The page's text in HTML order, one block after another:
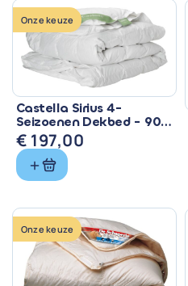
Onze keuze
Castella Sirius 4-
Seizoenen Dekbed - 90%
Eendendons &
Ventilerend
€ 197,00
Onze keuze